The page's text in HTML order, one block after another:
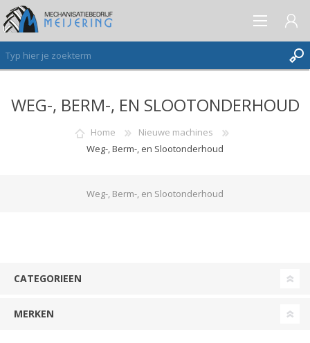
AANMELDEN ALS NIEUWE KLANT
WEG-, BERM-, EN SLOOTONDERHOUD
Home
Nieuwe machines
Weg-, Berm-, en Slootonderhoud
Weg-, Berm-, en Slootonderhoud
CATEGORIEEN
MERKEN